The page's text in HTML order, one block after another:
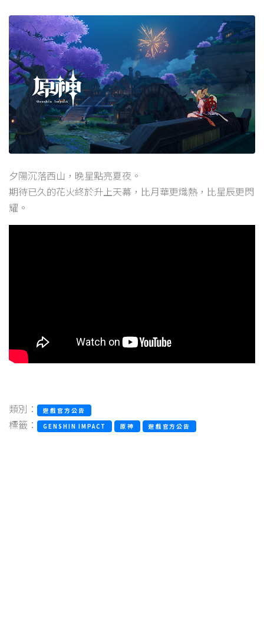
夕陽沉落西山，晚星點亮夏夜。
期待已久的花火終於升上天幕，比月華更熾熱，比星辰更閃
耀。
類別： 遊戲官方公告
標籤： GENSHIN IMPACT 原神 遊戲官方公告